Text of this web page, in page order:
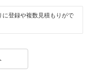
に登録や複数見積もりがで